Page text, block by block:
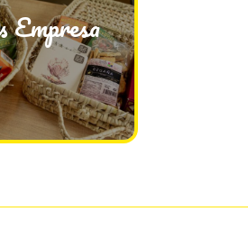
Empresa